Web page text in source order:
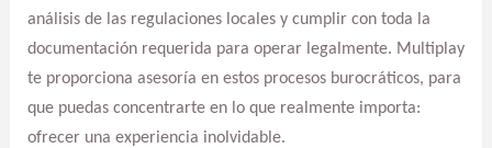
análisis de las regulaciones locales y cumplir con toda la
documentación requerida para operar legalmente. Multiplay
te proporciona asesoría en estos procesos burocráticos, para
que puedas concentrarte en lo que realmente importa:
ofrecer una experiencia inolvidable.